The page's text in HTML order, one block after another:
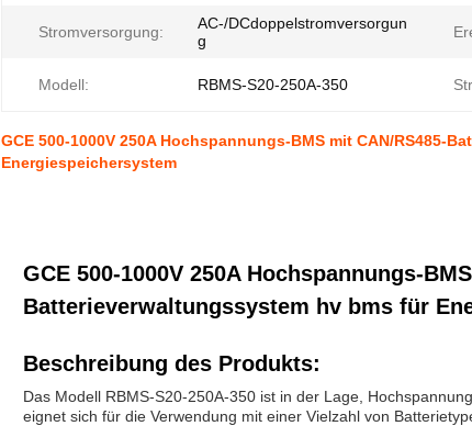
Stromversorgung:
AC-/DCdoppelstromversorgun
g
Modell: RBMS-S20-250A-350
GCE 500-1000V 250A Hochspannungs-BMS mit CAN/RS485-
Energiespeichersystem
GCE 500-1000V 250A Hochspannungs-
Batterieverwaltungssystem hv bms für
Beschreibung des Produkts:
Das Modell RBMS-S20-250A-350 ist in der Lage,
eignet sich für die Verwendung mit einer Vielzahl von